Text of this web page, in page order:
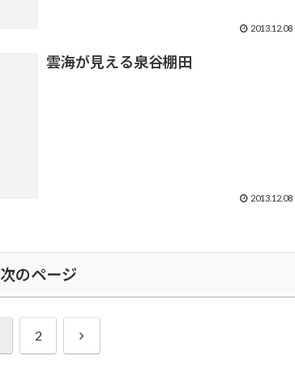
2013.12.08
雲海が見える泉谷棚田
2013.12.08
次のページ
2 次